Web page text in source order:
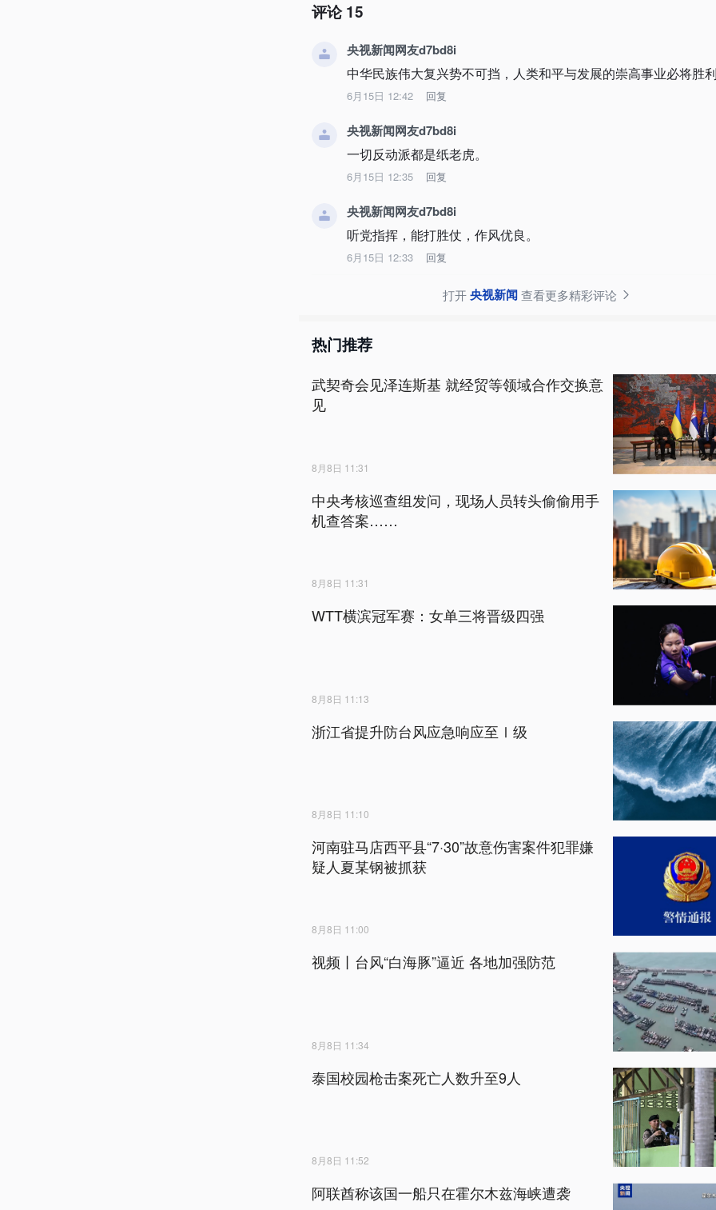
评论15
央视新闻网友d7bd8i
中华民族伟大复兴势不可挡，人类和平与发展的崇高事业必将胜
6月15日 12:42 回复
央视新闻网友d7bd8i
一切反动派都是纸老虎。
6月15日 12:35 回复
央视新闻网友d7bd8i
听党指挥，能打胜仗，作风优良。
6月15日 12:33 回复
打开央视新闻查看更多精彩评论
热门推荐
武契奇会见泽连斯基 就经贸等领域合作交换意
见
8月8日 11:31
中央考核巡查组发问，现场人员转头偷偷用手
机查答案……
8月8日 11:31
WTT横滨冠军赛：女单三将晋级四强
8月8日 11:13
浙江省提升防台风应急响应至Ⅰ级
8月8日 11:10
河南驻马店西平县“7·30”故意伤害案件犯罪嫌
疑人夏某钢被抓获
8月8日 11:00
视频丨台风“白海豚”逼近 各地加强防范
8月8日 11:34
泰国校园枪击案死亡人数升至9人
8月8日 11:52
阿联酋称该国一船只在霍尔木兹海峡遭袭